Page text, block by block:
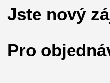
Jste nový
Pro